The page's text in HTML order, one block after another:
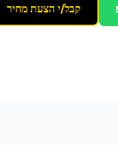
קבל/י הצעת מחיר